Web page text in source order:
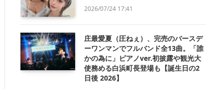
2026/07/24 17:41
庄最愛夏（圧ねぇ）、完売のバースデ
ーワンマンでフルバンド全13曲。「誰
かの為に」ピアノver.初披露や観光大
使務める白浜町長登場も【誕生日の2
日後 2026】